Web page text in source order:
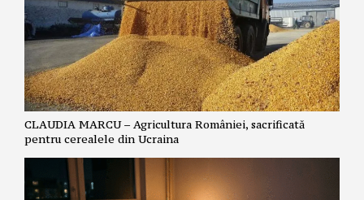
CLAUDIA MARCU – Agricultura României, sacrificată
pentru cerealele din Ucraina